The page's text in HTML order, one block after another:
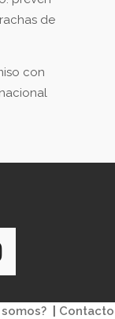
de
con
Contacto